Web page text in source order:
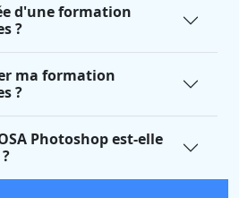
d'une formation
?
ma formation
?
Photoshop est-elle